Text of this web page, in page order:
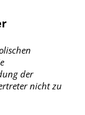
der
nicht zu